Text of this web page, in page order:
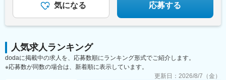
気になる 応募する
人気求人ランキング
dodaに掲載中の求人を、応募数順にランキング形式でご紹介します。
※応募数が同数の場合は、新着順に表示しています。
更新日： 2026/8/7（金）